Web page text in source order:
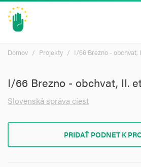
Domov Projekty I/66 Brezno - obchvat,
I/66 Brezno - obchvat, II.
Slovenská správa ciest
PRIDAŤ PODNET K